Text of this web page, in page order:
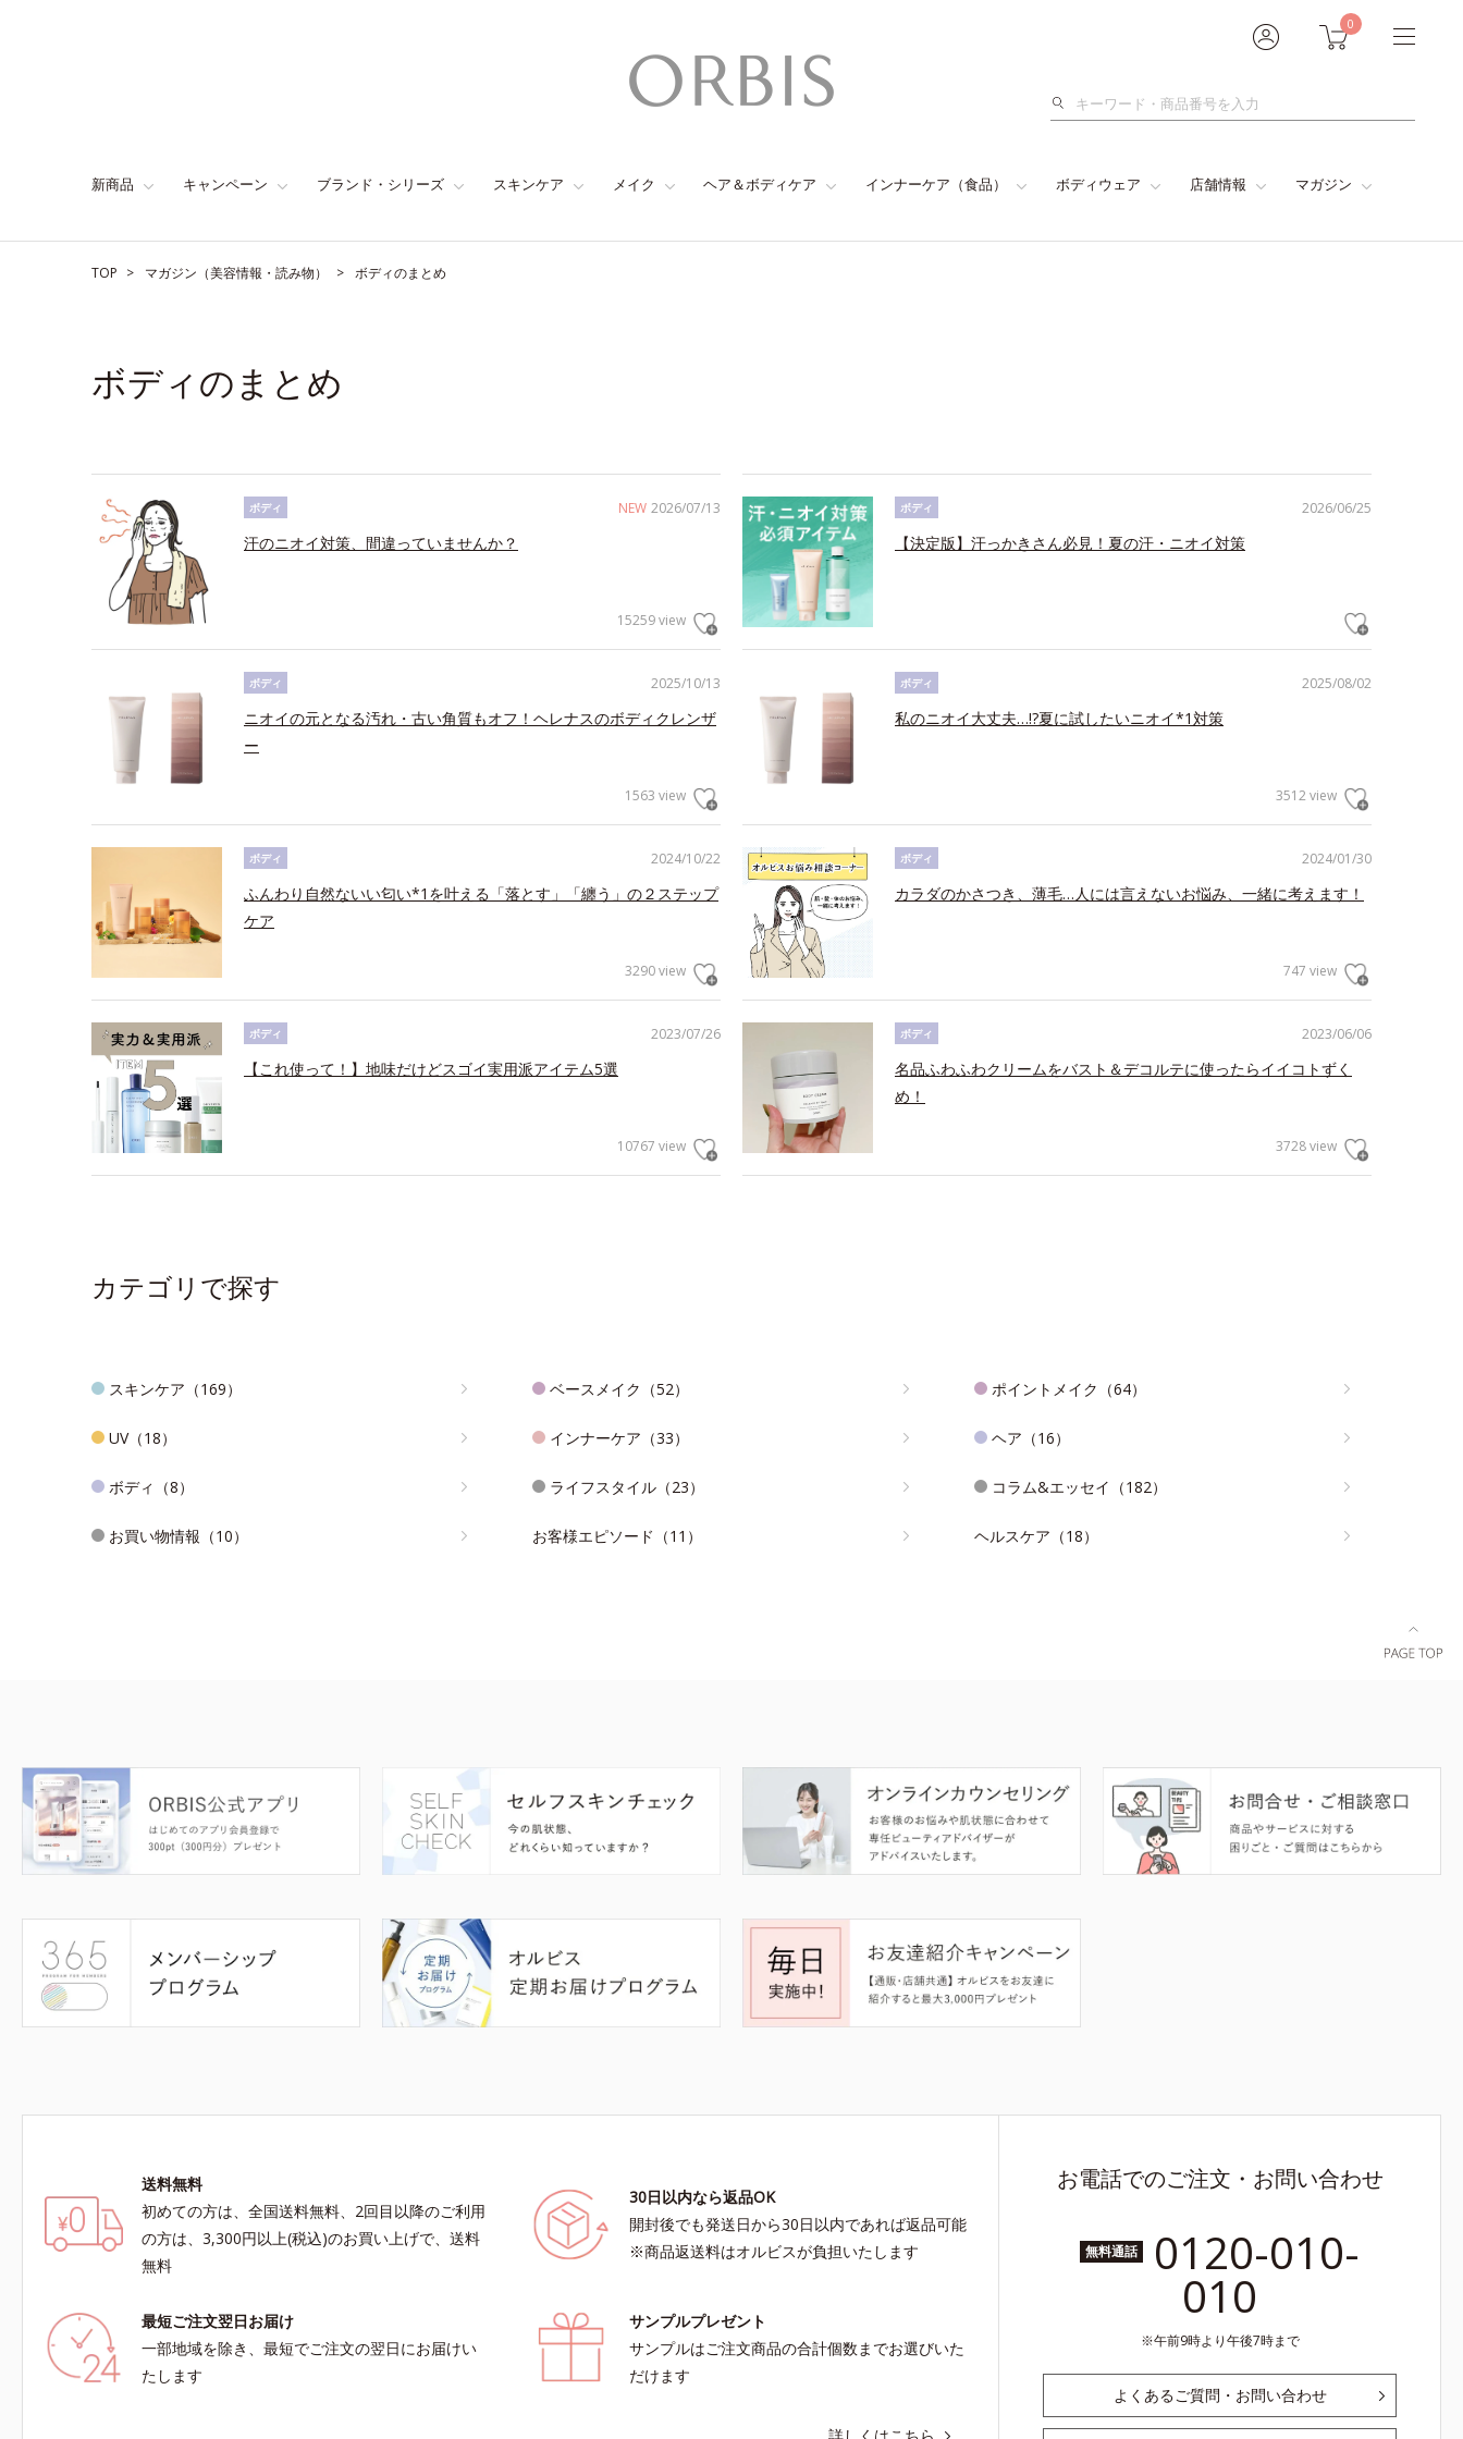
0
検
新商品 キャンペーン ブランド・シリーズ スキンケア メイク ヘア＆ボディケア インナーケア（食品） ボディウェア 店舗情報 マガジン
TOP マガジン（美容情報・読み物） ボディのまとめ
ボディのまとめ
NEW 2026/07/13
ボディ
汗のニオイ対策、間違っていませんか？
15259 view
2026/06/25
ボディ
【決定版】汗っかきさん必見！夏の汗・ニオイ対策
2025/10/13
ボディ
ニオイの元となる汚れ・古い角質もオフ！ヘレナスのボディクレンザ
ー
1563 view
2025/08/02
ボディ
私のニオイ大丈夫…!?夏に試したいニオイ*1対策
3512 view
2024/10/22
ボディ
ふんわり自然ないい匂い*1を叶える「落とす」「纏う」の２ステップ
ケア
3290 view
2024/01/30
ボディ
カラダのかさつき、薄毛…人には言えないお悩み、一緒に考えます！
747 view
2023/07/26
ボディ
【これ使って！】地味だけどスゴイ実用派アイテム5選
10767 view
2023/06/06
ボディ
名品ふわふわクリームをバスト＆デコルテに使ったらイイコトずく
め！
3728 view
カテゴリで探す
スキンケア（169） ベースメイク（52） ポイントメイク（64）
UV（18） インナーケア（33） ヘア（16）
ボディ（8） ライフスタイル（23） コラム&エッセイ（182）
お買い物情報（10） お客様エピソード（11） ヘルスケア（18）
送料無料
初めての方は、全国送料無料、2回目以降のご利用
の方は、3,300円以上(税込)のお買い上げで、送料
無料
30日以内なら返品OK
開封後でも発送日から30日以内であれば返品可能
※商品返送料はオルビスが負担いたします
最短ご注文翌日お届け
一部地域を除き、最短でご注文の翌日にお届けい
たします
サンプルプレゼント
サンプルはご注文商品の合計個数までお選びいた
だけます
お電話でのご注文・お問い合わせ
無料通話 0120-010-
010
午前9時より午後7時まで
よくあるご質問・お問い合わせ